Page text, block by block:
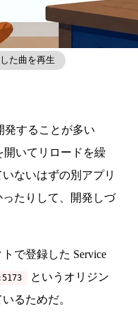
た曲を再生
発することが多い
開いてリロードを繰
ないはずの別アプリ
たりして、開発しづ
で登録した Service
というオリジン
るためだ。